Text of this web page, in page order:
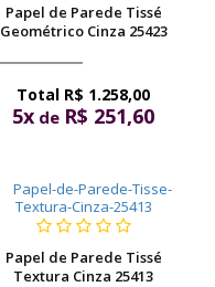
Papel de Parede Tissé
Geométrico Cinza 25423
R$ 1.258,00
5x de R$ 251,60
Papel de Parede Tissé
Textura Cinza 25413